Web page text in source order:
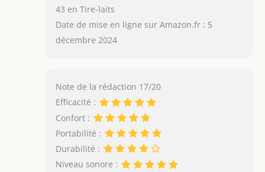
43 en Tire-laits
Date de mise en ligne sur Amazon.fr : 5
décembre 2024
Note de la rédaction 17/20
Efficacité :
Confort :
Portabilité :
Durabilité :
Niveau sonore :